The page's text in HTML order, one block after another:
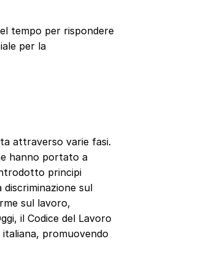
tempo per rispondere
per la
attraverso varie fasi.
hanno portato a
principi
sul
sul lavoro,
il Codice del Lavoro
promuovendo